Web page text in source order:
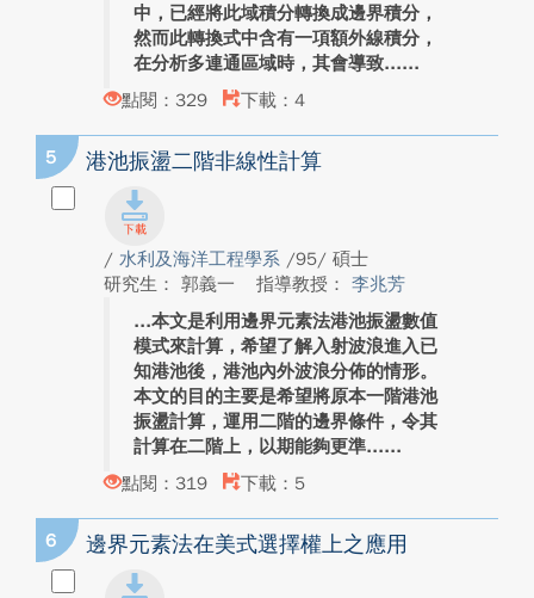
中，已經將此域積分轉換成邊界積分，
然而此轉換式中含有一項額外線積分，
在分析多連通區域時，其會導致...
點閱：329
下載：4
5 港池振盪二階非線性計算
/ 水利及海洋工程學系 /95/ 碩士
研究生： 郭義一
指導教授： 李兆芳
本文是利用邊界元素法港池振盪數值
模式來計算，希望了解入射波浪進入已
知港池後，港池內外波浪分佈的情形。
本文的目的主要是希望將原本一階港池
振盪計算，運用二階的邊界條件，令其
計算在二階上，以期能夠更準...
點閱：319
下載：5
6 邊界元素法在美式選擇權上之應用